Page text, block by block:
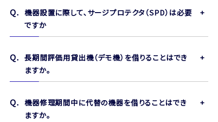
機器設置に際して、サージプロテクタ（SPD）は必要
ですか
長期間評価用貸出機（デモ機）を借りることはでき
ますか。
機器修理期間中に代替の機器を借りることはでき
ますか。